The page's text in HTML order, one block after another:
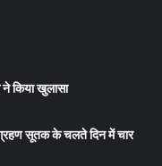
किया खुलासा
सूतक के चलते दिन में चार